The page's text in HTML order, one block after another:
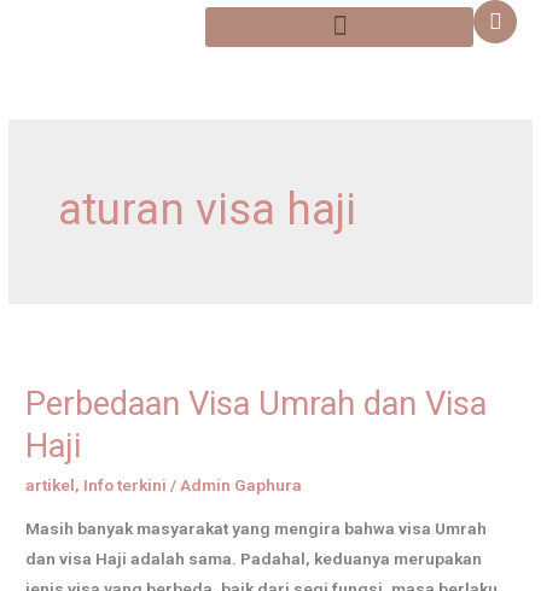
aturan visa haji
Perbedaan Visa Umrah dan Visa
Haji
artikel, Info terkini /Admin Gaphura
Masih banyak masyarakat yang mengira bahwa visa Umrah
dan visa Haji adalah sama. Padahal, keduanya merupakan
Umrah
dan
Visa
Haji